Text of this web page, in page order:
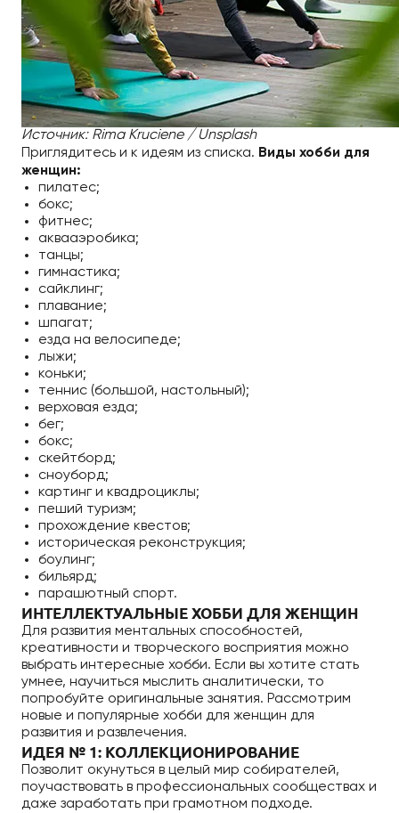
Источник: Rima Kruciene / Unsplash
Приглядитесь и к идеям из списка. Виды хобби для
женщин:
пилатес;
бокс;
фитнес;
аквааэробика;
танцы;
гимнастика;
сайклинг;
плавание;
шпагат;
езда на велосипеде;
лыжи;
коньки;
теннис (большой, настольный);
верховая езда;
бег;
бокс;
скейтборд;
сноуборд;
картинг и квадроциклы;
пеший туризм;
прохождение квестов;
историческая реконструкция;
боулинг;
бильярд;
парашютный спорт.
ИНТЕЛЛЕКТУАЛЬНЫЕ ХОББИ ДЛЯ ЖЕНЩИН
Для развития ментальных способностей,
креативности и творческого восприятия можно
выбрать интересные хобби. Если вы хотите стать
умнее, научиться мыслить аналитически, то
попробуйте оригинальные занятия. Рассмотрим
новые и популярные хобби для женщин для
развития и развлечения.
ИДЕЯ № 1: КОЛЛЕКЦИОНИРОВАНИЕ
Позволит окунуться в целый мир собирателей,
поучаствовать в профессиональных сообществах и
даже заработать при грамотном подходе.